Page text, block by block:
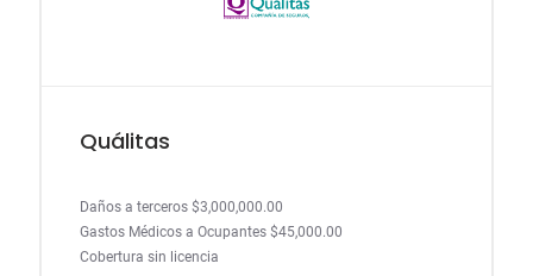
Quálitas
Daños a terceros $3,000,000.00
Gastos Médicos a Ocupantes $45,000.00
Cobertura sin licencia